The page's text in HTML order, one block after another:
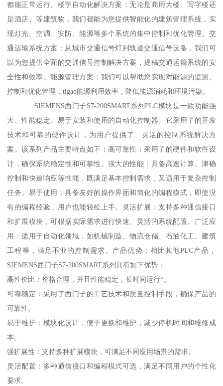
都能正常运行。楼宇自动化解决方案：无论是商用大楼、写字楼还
是酒店、等建筑物，我们都能为您提供智能化的建筑管理系统，实
现灯光、空调、安防、能源等多个系统的集中控制和优化管理。交
通运输系统方案：从城市交通信号灯到轨道交通信号设备，我们可
以为您提供全面的交通信号控制解决方案，提稿交通运输系统的安
全性和效率。能源管理方案：我们可以帮助您实现对能源的监测、
控制和优化管理，tigao能源利用效率，降低能源消耗和环境污染。
SIEMENS西门子S7-200SMART系列PLC模块是一款功能强
大、性能稳定、易于安装和使用的自动化控制器。它采用了的开发
技术和可靠的硬件设计，为用户提供了、灵活的控制系统解决方
案。该系列产品主要特点如下：高可靠性：采用了的硬件和软件设
计，确保系统稳定性和可靠性。强大的性能：具备高速计算、津确
控制和快速响应等性能，既满足基本控制需求，又适用于复杂控制
任务。易于使用：具备友好的操作界面和简化的编程模式，即使没
有的编程经验，用户也能轻松上手。灵活扩展：支持多种通信接口
和扩展模块，可根据实际需求进行快速、灵活的系统配置。广泛应
用：适用于自动化领域，如机械制造、物流仓储、石油化工、建筑
工程等，满足不业的控制需求。产品优势：相比其他PLC产品，
SIEMENS西门子S7-200SMART系列具有如下优势：
高性价比：价格合理，并且性能稳定，长时间运行*。
可靠稳定：采用了西门子的工艺技术和质量控制手段，确保产品的
可靠性。
易于维护：模块化设计，便于更换和维护，减少停机时间和维修成
本。
强扩展性：支持多种扩展模块，可满足不同应用场景的需求。
灵活配置：多种通信接口和编程模式可选，满足不同用户的个性化
要求。